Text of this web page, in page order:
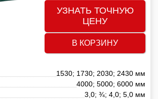
УЗНАТЬ ТОЧНУЮ
ЦЕНУ
В КОРЗИНУ
1530; 1730; 2030; 2430 мм
4000; 5000; 6000 мм
3,0; ¾; 4,0; 5,0 мм